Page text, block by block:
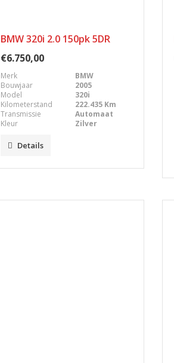
BMW 320i 2.0 150pk 5DR
€6.750,00
Merk
BMW
Bouwjaar
2005
Model
320i
Kilometerstand
222.435 Km
Transmissie
Automaat
Kleur
Zilver
Details